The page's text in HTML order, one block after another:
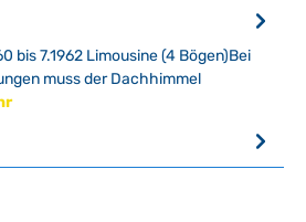
bis 7.1962 Limousine (4 Bögen)Bei
muss der Dachhimmel